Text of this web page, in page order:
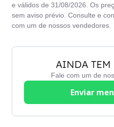
Freios ABS
e válidos de 31/08/2026. Os
sem aviso prévio. Consulte e
com um de nossos vendedores.
AINDA
Fale com um de
Enviar